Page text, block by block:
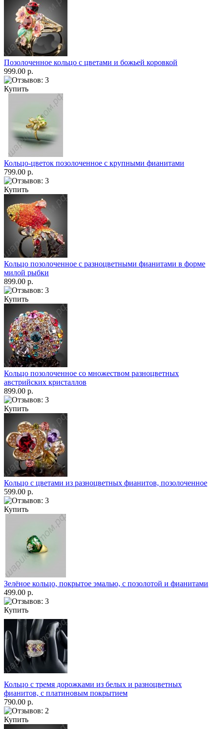
Позолоченное кольцо с цветами и божьей коровкой
999.00 р.
Купить
Кольцо-цветок позолоченное с крупными фианитами
799.00 р.
Купить
Кольцо позолоченное с разноцветными фианитами в форме
милой рыбки
899.00 р.
Купить
Кольцо позолоченное со множеством разноцветных
австрийских кристаллов
899.00 р.
Купить
Кольцо с цветами из разноцветных фианитов, позолоченное
599.00 р.
Купить
Зелёное кольцо, покрытое эмалью, с позолотой и фианитами
499.00 р.
Купить
Кольцо с тремя дорожками из белых и разноцветных
фианитов, с платиновым покрытием
790.00 р.
Купить